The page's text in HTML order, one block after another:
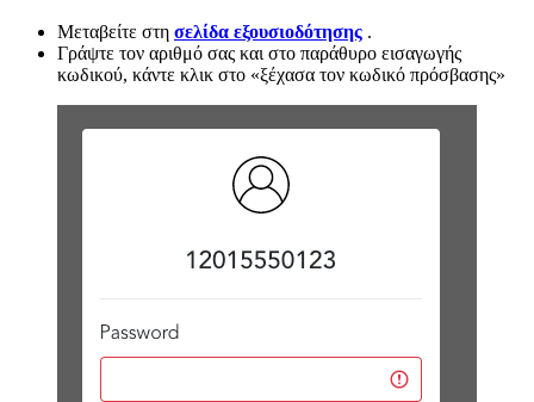
Μεταβείτε στη σελίδα εξουσιοδότησης .
Γράψτε τον αριθμό σας και στο παράθυρο εισαγωγής
κωδικού, κάντε κλικ στο «ξέχασα τον κωδικό πρόσβασης»